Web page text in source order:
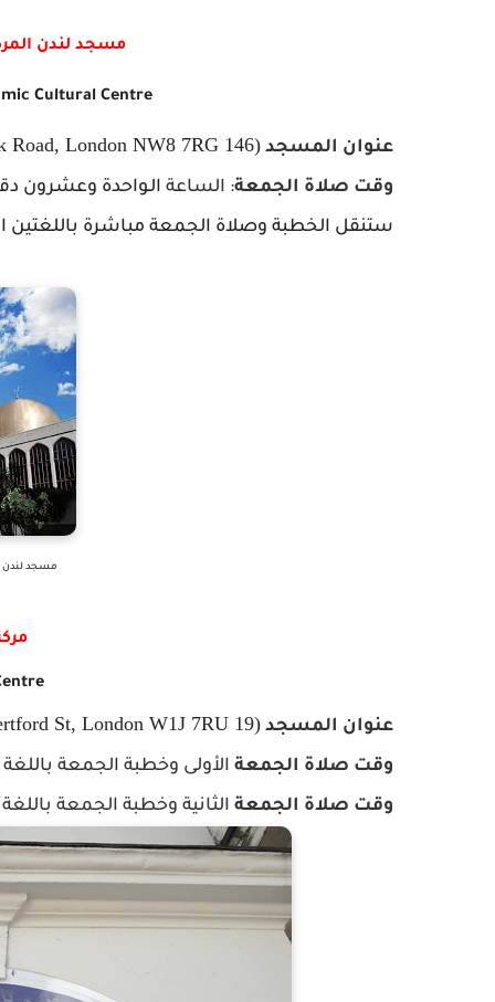
مسجد لندن
Cultural Centre
عنوان المسجد (146 Park Road, London NW8 7RG)
وقت صلاة الجمعة: الساعة الـواحدة وعشرون
ستنقل الخطبة وصلاة الجمعة مباشرة باللغتين
مسجد لندن
عنوان المسجد (19 Hertford St, London W1J 7RU)
وقت صلاة الجمعة الأولى وخطبة الجمعة باللغة
وقت صلاة الجمعة الثانية وخطبة الجمعة باللغة